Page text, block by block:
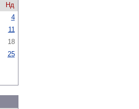
Нд
4
11
18
25